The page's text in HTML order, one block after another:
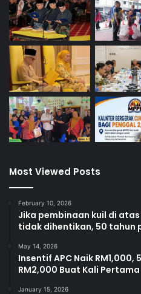
Most Viewed Posts
February 10, 2026
Jika pembinaan kuil di
tidak dihentikan, 50 tahun
May 14, 2026
Insentif APC Naik
RM2,000 Buat Kali Pertama
January 15, 2026